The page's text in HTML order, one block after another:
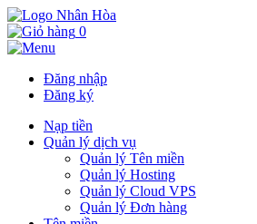
0
Đăng nhập
Đăng ký
Nạp tiền
Quản lý dịch vụ
Quản lý Tên miền
Quản lý Hosting
Quản lý Cloud VPS
Quản lý Đơn hàng